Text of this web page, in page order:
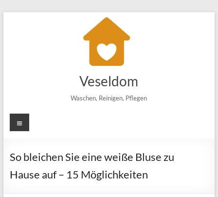
Veseldom
Waschen, Reinigen, Pflegen
Menü
So bleichen Sie eine weiße Bluse zu
Hause auf – 15 Möglichkeiten